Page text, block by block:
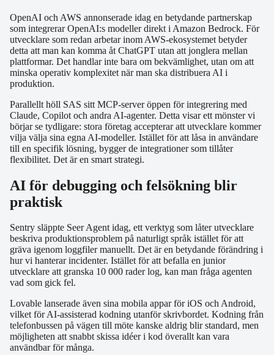
OpenAI och AWS annonserade idag en betydande partnerskap
som integrerar OpenAI:s modeller direkt i Amazon Bedrock. För
utvecklare som redan arbetar inom AWS-ekosystemet betyder
detta att man kan komma åt ChatGPT utan att jonglera mellan
plattformar. Det handlar inte bara om bekvämlighet, utan om att
minska operativ komplexitet när man ska distribuera AI i
produktion.
Parallellt höll SAS sitt MCP-server öppen för integrering med
Claude, Copilot och andra AI-agenter. Detta visar ett mönster vi
börjar se tydligare: stora företag accepterar att utvecklare kommer
vilja välja sina egna AI-modeller. Istället för att låsa in användare
till en specifik lösning, bygger de integrationer som tillåter
flexibilitet. Det är en smart strategi.
AI för debugging och felsökning blir
praktisk
Sentry släppte Seer Agent idag, ett verktyg som låter utvecklare
beskriva produktionsproblem på naturligt språk istället för att
gräva igenom loggfiler manuellt. Det är en betydande förändring i
hur vi hanterar incidenter. Istället för att befalla en junior
utvecklare att granska 10 000 rader log, kan man fråga agenten
vad som gick fel.
Lovable lanserade även sina mobila appar för iOS och Android,
vilket för AI-assisterad kodning utanför skrivbordet. Kodning från
telefonbussen på vägen till möte kanske aldrig blir standard, men
möjligheten att snabbt skissa idéer i kod överallt kan vara
användbar för många.